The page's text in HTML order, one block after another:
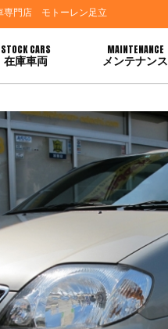
専門店 モトーレン足立
STOCK CARS
在庫車両
MAINTENANCE
メンテナンス
ーラ☆☆☆